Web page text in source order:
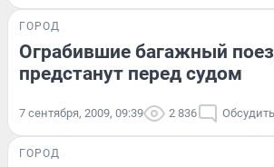
ГОРОД
Ограбившие багажный
предстанут перед судом
7 сентября, 2009, 09:39 2 836 Обсудить
ГОРОД